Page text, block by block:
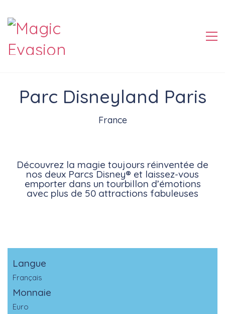
Parc Disneyland Paris
Parc Disneyland Paris
France
Découvrez la magie toujours réinventée de
nos deux Parcs Disney® et laissez-vous
emporter dans un tourbillon d’émotions
avec plus de 50 attractions fabuleuses
Langue
Français
Monnaie
Euro